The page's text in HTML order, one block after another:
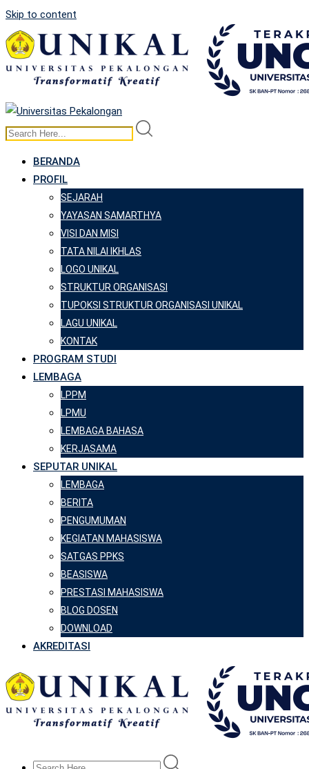
Skip to content
BERANDA
PROFIL
SEJARAH
YAYASAN SAMARTHYA
VISI DAN MISI
TATA NILAI IKHLAS
LOGO UNIKAL
STRUKTUR ORGANISASI
TUPOKSI STRUKTUR ORGANISASI UNIKAL
LAGU UNIKAL
KONTAK
PROGRAM STUDI
LEMBAGA
LPPM
LPMU
LEMBAGA BAHASA
KERJASAMA
SEPUTAR UNIKAL
LEMBAGA
BERITA
PENGUMUMAN
KEGIATAN MAHASISWA
SATGAS PPKS
BEASISWA
PRESTASI MAHASISWA
BLOG DOSEN
DOWNLOAD
AKREDITASI